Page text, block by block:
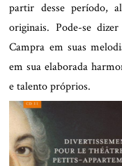
partir desse período,
originais. Pode-se
Campra em suas
em sua elaborada
e talento próprios.